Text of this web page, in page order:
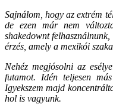
Sajnálom, hogy az extrém
de ezen már nem
shakedownt
érzés, amely a mexikói
Nehéz megjósolni az
futamot. Idén teljesen
Igyekszem majd
hol is vagyunk.